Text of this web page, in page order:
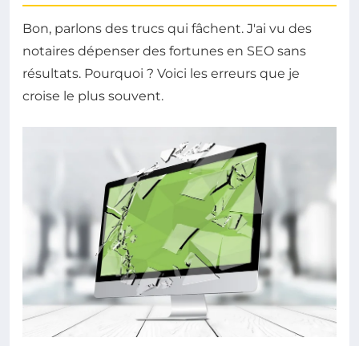
Bon, parlons des trucs qui fâchent. J'ai vu des
notaires dépenser des fortunes en SEO sans
résultats. Pourquoi ? Voici les erreurs que je
croise le plus souvent.